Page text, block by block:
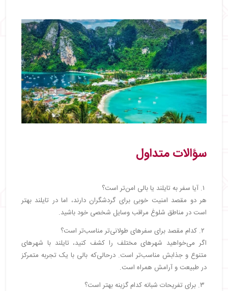
سؤالات متداول
هر دو مقصد امنیت خوبی برای گردشگران دارند، اما در تایلند بهتر
است در مناطق شلوغ مراقب وسایل شخصی خود باشید.
اگر می‌خواهید شهرهای مختلف را کشف کنید، تایلند با شهرهای
متنوع و جذابش مناسب‌تر است. درحالی‌که بالی با یک تجربه متمرکز
در طبیعت و آرامش همراه است.